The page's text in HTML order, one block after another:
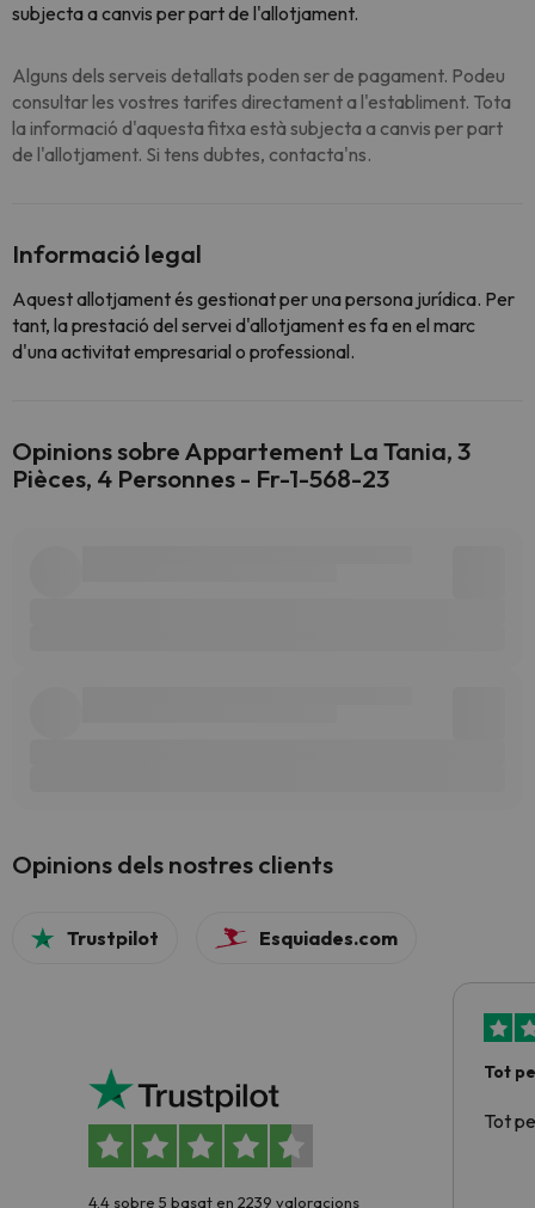
subjecta a canvis per part de l'allotjament.
Alguns dels serveis detallats poden ser de pagament. Podeu
consultar les vostres tarifes directament a l'establiment. Tota
la informació d'aquesta fitxa està subjecta a canvis per part
de l'allotjament. Si tens dubtes, contacta'ns.
Informació legal
Aquest allotjament és gestionat per una persona jurídica. Per
tant, la prestació del servei d'allotjament es fa en el marc
d'una activitat empresarial o professional.
Opinions sobre Appartement La Tania, 3
Pièces, 4 Personnes - Fr-1-568-23
Opinions dels nostres clients
Trustpilot Esquiades.com
4.4 sobre 5 basat en 2239 valoracions
Tot
Tot